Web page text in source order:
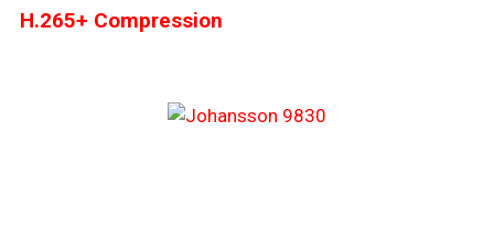
H.265+ Compression